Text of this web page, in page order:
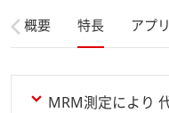
概要 特長 アプ
MRM測定により